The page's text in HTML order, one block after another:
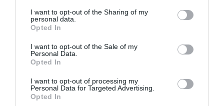
not limited to your visit or usage behaviour. You may click to
grant or deny consent to Google and its third-party tags to
use your data for below specified purposes in below Google
consent section.
I want to opt-out of the Sharing of my
personal data.
Opted In
I want to opt-out of the Sale of my
Personal Data.
Opted In
I want to opt-out of processing my
Personal Data for Targeted Advertising.
Opted In
AGRÁR